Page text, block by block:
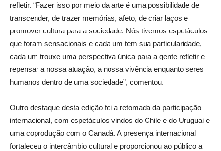
refletir. “Fazer isso por meio da arte é uma possibilidade de
transcender, de trazer memórias, afeto, de criar laços e
promover cultura para a sociedade. Nós tivemos espetáculos
que foram sensacionais e cada um tem sua particularidade,
cada um trouxe uma perspectiva única para a gente refletir e
repensar a nossa atuação, a nossa vivência enquanto seres
humanos dentro de uma sociedade”, comentou.
Outro destaque desta edição foi a retomada da participação
internacional, com espetáculos vindos do Chile e do Uruguai e
uma coprodução com o Canadá. A presença internacional
fortaleceu o intercâmbio cultural e proporcionou ao público a